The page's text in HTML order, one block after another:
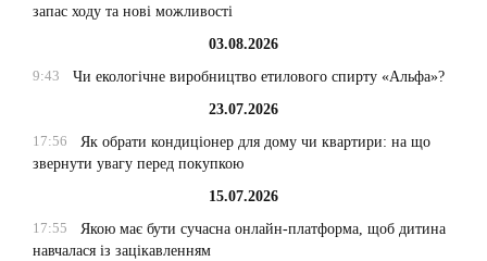
запас ходу та нові можливості
03.08.2026
9:43
Чи екологічне виробництво етилового спирту «Альфа»?
23.07.2026
17:56
Як обрати кондиціонер для дому чи квартири: на що
звернути увагу перед покупкою
15.07.2026
17:55
Якою має бути сучасна онлайн-платформа, щоб дитина
навчалася із зацікавленням